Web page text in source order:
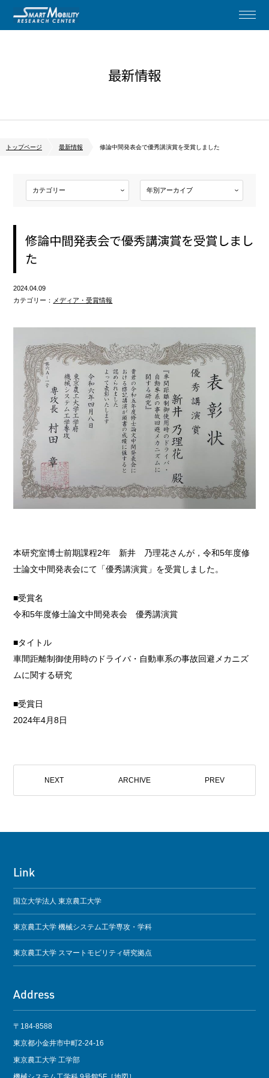
最新情報
トップページ 最新情報 修論中間発表会で優秀講演賞を受賞しました
修論中間発表会で優秀講演賞を受賞しまし
た
2024.04.09
カテゴリー：
メディア・受賞情報
本研究室博士前期課程2年 新井 乃理花さんが，令和5年度修
士論文中間発表会にて「優秀講演賞」を受賞しました。
■受賞名
令和5年度修士論文中間発表会 優秀講演賞
■タイトル
車間距離制御使用時のドライバ・自動車系の事故回避メカニズ
ムに関する研究
■受賞日
2024年4月8日
NEXT ARCHIVE PREV
Link
国立大学法人 東京農工大学
東京農工大学 機械システム工学専攻・学科
東京農工大学 スマートモビリティ研究拠点
Address
〒184-8588
東京都小金井市中町2-24-16
東京農工大学 工学部